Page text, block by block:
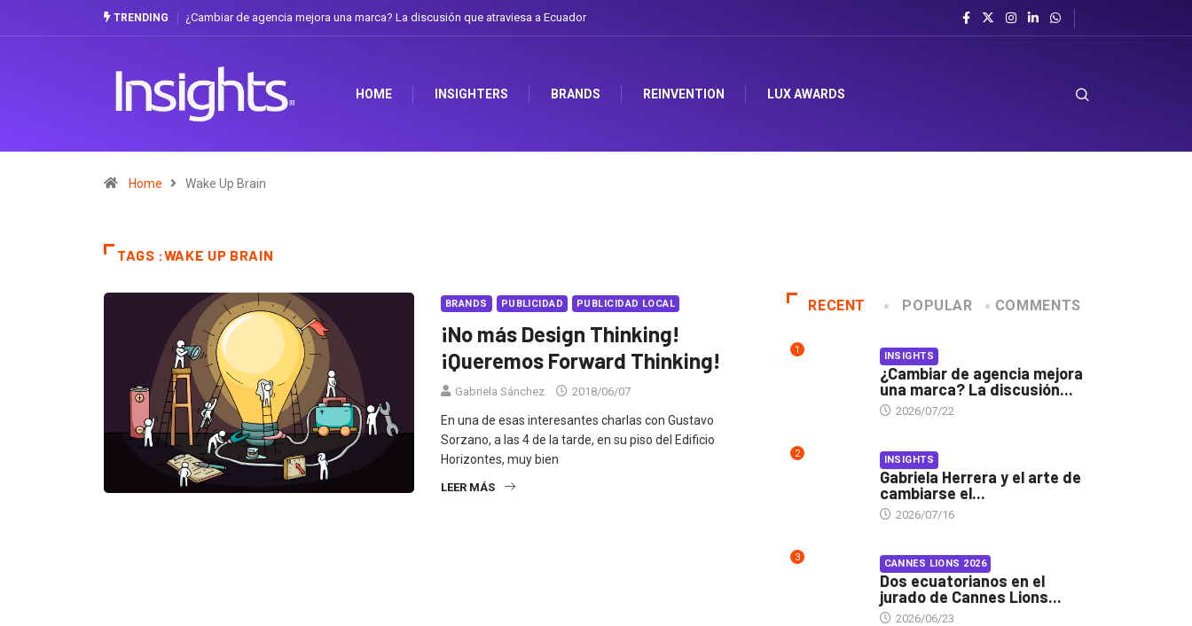
TRENDING ¿Cambiar de agencia mejora una marca? La discusión que atraviesa a Ecuador
HOME INSIGHTERS BRANDS REINVENTION LUX AWARDS
Home Wake Up Brain
TAGS :WAKE UP BRAIN
BRANDS PUBLICIDAD PUBLICIDAD LOCAL
¡No más Design Thinking!
¡Queremos Forward Thinking!
Gabriela Sánchez 2018/06/07
En una de esas interesantes charlas con Gustavo
Sorzano, a las 4 de la tarde, en su piso del Edificio
Horizontes, muy bien
LEER MÁS
RECENT POPULAR COMMENTS
1 INSIGHTS
¿Cambiar de agencia mejora
una marca? La discusión...
2026/07/22
2 INSIGHTS
Gabriela Herrera y el arte de
cambiarse el...
2026/07/16
3 CANNES LIONS 2026
Dos ecuatorianos en el
jurado de Cannes Lions...
2026/06/23